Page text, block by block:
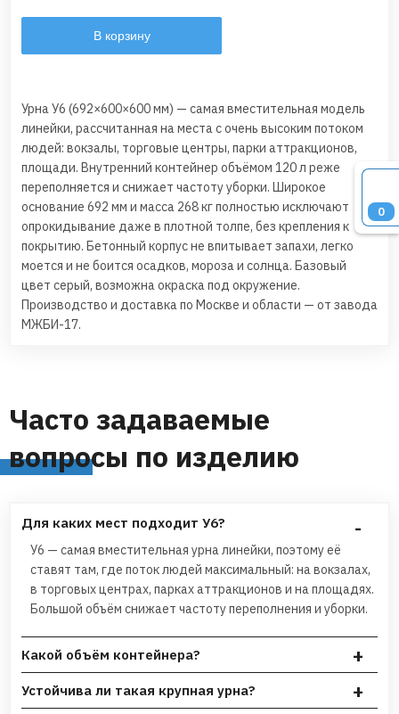
В корзину
Урна У6 (692×600×600 мм) — самая вместительная модель
линейки, рассчитанная на места с очень высоким потоком
людей: вокзалы, торговые центры, парки аттракционов,
площади. Внутренний контейнер объёмом 120 л реже
переполняется и снижает частоту уборки. Широкое
основание 692 мм и масса 268 кг полностью исключают
опрокидывание даже в плотной толпе, без крепления к
покрытию. Бетонный корпус не впитывает запахи, легко
моется и не боится осадков, мороза и солнца. Базовый
цвет серый, возможна окраска под окружение.
Производство и доставка по Москве и области — от завода
МЖБИ-17.
Часто задаваемые
вопросы по изделию
Для каких мест подходит У6?
У6 — самая вместительная урна линейки, поэтому её
ставят там, где поток людей максимальный: на вокзалах,
в торговых центрах, парках аттракционов и на площадях.
Большой объём снижает частоту переполнения и уборки.
Какой объём контейнера?
Внутренний съёмный контейнер У6 рассчитан
на 120 л. Он вынимается сверху для очистки,
Устойчива ли такая крупная урна?
0